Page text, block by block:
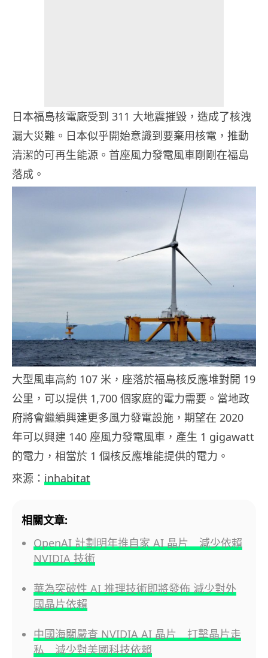
日本福島核電廠受到 311 大地震摧毀，造成了核洩
漏大災難。日本似乎開始意識到要棄用核電，推動
清潔的可再生能源。首座風力發電風車剛剛在福島
落成。
大型風車高約 107 米，座落於福島核反應堆對開 19
公里，可以提供 1,700 個家庭的電力需要。當地政
府將會繼續興建更多風力發電設施，期望在 2020
年可以興建 140 座風力發電風車，產生 1 gigawatt
的電力，相當於 1 個核反應堆能提供的電力。
來源： inhabitat
相關文章:
OpenAI 計劃明年推自家 AI 晶片 減少依賴
NVIDIA 技術
華為突破性 AI 推理技術即將發佈 減少對外
國晶片依賴
中國海關嚴查 NVIDIA AI 晶片 打擊晶片走
私 減少對美國科技依賴